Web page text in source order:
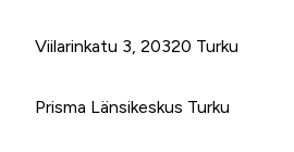
Viilarinkatu 3, 20320 Turku
Prisma Länsikeskus Turku